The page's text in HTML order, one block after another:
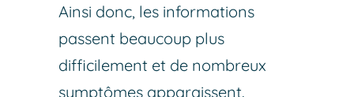
Ainsi donc, les informations
passent beaucoup plus
difficilement et de nombreux
symptômes apparaissent.